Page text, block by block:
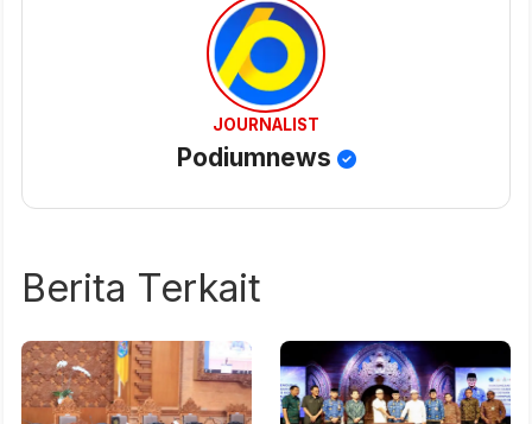
JOURNALIST
Podiumnews
Berita Terkait